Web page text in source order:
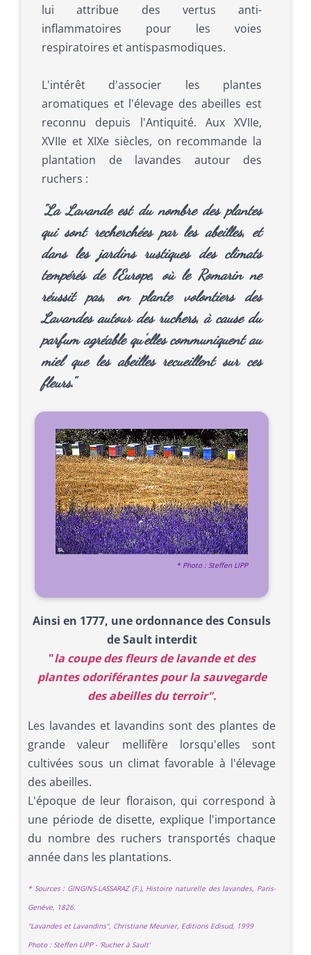
lui attribue des vertus anti-
inflammatoires pour les voies
respiratoires et antispasmodiques.
L'intérêt d'associer les plantes
aromatiques et l'élevage des abeilles est
reconnu depuis l'Antiquité. Aux XVIIe,
XVIIe et XIXe siècles, on recommande la
plantation de lavandes autour des
ruchers :
"La Lavande est du nombre des plantes
qui sont recherchées par les abeilles, et
dans les jardins rustiques des climats
tempérés de l'Europe, où le Romarin ne
réussit pas, on plante volontiers des
Lavandes autour des ruchers, à cause du
parfum agréable qu'elles communiquent au
miel que les abeilles recueillent sur ces
fleurs."
* Photo : Steffen LIPP
Ainsi en 1777, une ordonnance des Consuls
de Sault interdit
"la coupe des fleurs de lavande et des
plantes odoriférantes pour la sauvegarde
des abeilles du terroir".
Les lavandes et lavandins sont des plantes de
grande valeur mellifère lorsqu'elles sont
cultivées sous un climat favorable à l'élevage
des abeilles.
L'époque de leur floraison, qui correspond à
une période de disette, explique l'importance
du nombre des ruchers transportés chaque
année dans les plantations.
* Sources : GINGINS-LASSARAZ (F.), Histoire naturelle des lavandes, Paris-
Genève, 1826.
"Lavandes et Lavandins", Christiane Meunier, Editions Edisud, 1999
Photo : Steffen LIPP - 'Rucher à Sault'